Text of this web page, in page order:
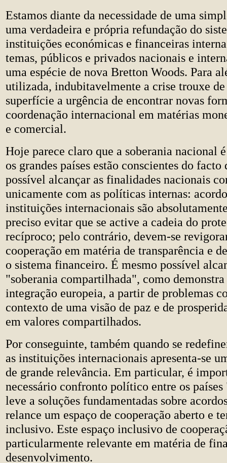
Estamos diante da necessidade de uma
uma verdadeira e própria refundação do
instituições económicas e financeiras
temas, públicos e privados nacionais e
uma espécie de nova Bretton Woods. Para
utilizada, indubitavelmente a crise trouxe
superfície a urgência de encontrar novas
coordenação internacional em matérias
e comercial.
Hoje parece claro que a soberania nacional
os grandes países estão conscientes do facto
possível alcançar as finalidades nacionais
unicamente com as políticas internas:
instituições internacionais são
preciso evitar que se active a cadeia do
recíproco; pelo contrário, devem-se
cooperação em matéria de transparência e
o sistema financeiro. É mesmo possível
"soberania compartilhada", como
integração europeia, a partir de problemas
contexto de uma visão de paz e de
em valores compartilhados.
Por conseguinte, também quando se
as instituições internacionais apresenta-se
de grande relevância. Em particular, é
necessário confronto político entre os
leve a soluções fundamentadas sobre
relance um espaço de cooperação aberto e
inclusivo. Este espaço inclusivo de
particularmente relevante em matéria de
desenvolvimento.